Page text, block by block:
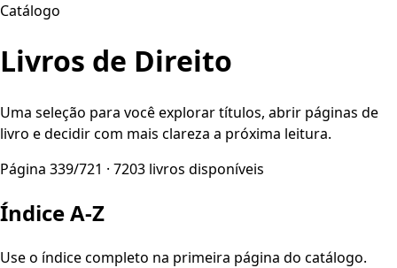
Catálogo
Livros de Direito
Uma seleção para você explorar títulos, abrir páginas de
livro e decidir com mais clareza a próxima leitura.
Página 339/721 · 7203 livros disponíveis
Índice A-Z
Use o índice completo na primeira página do catálogo.